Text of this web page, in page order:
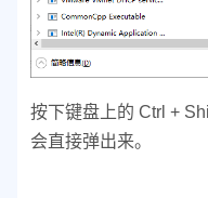
按下键盘上的 Ctrl +
会直接弹出来。